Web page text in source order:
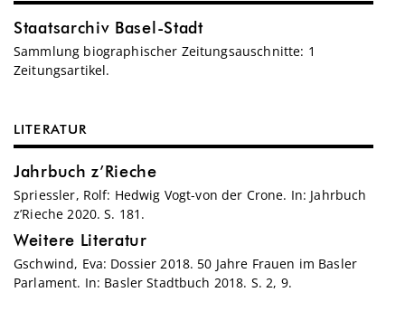
Staatsarchiv Basel-Stadt
Sammlung biographischer Zeitungsauschnitte: 1
Zeitungsartikel.
LITERATUR
Jahrbuch z’Rieche
Spriessler, Rolf: Hedwig Vogt-von der Crone. In: Jahrbuch
z’Rieche 2020. S. 181.
Weitere Literatur
Gschwind, Eva: Dossier 2018. 50 Jahre Frauen im Basler
Parlament. In: Basler Stadtbuch 2018. S. 2, 9.